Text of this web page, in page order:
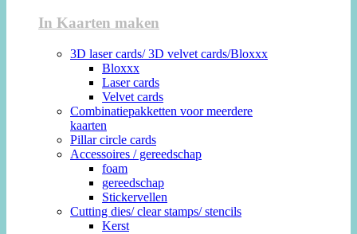
In Kaarten maken
3D laser cards/ 3D velvet cards/Bloxxx
Bloxxx
Laser cards
Velvet cards
Combinatiepakketten voor meerdere
kaarten
Pillar circle cards
Accessoires / gereedschap
foam
gereedschap
Stickervellen
Cutting dies/ clear stamps/ stencils
Kerst